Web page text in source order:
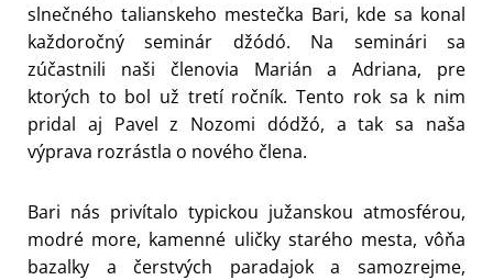
slnečného talianskeho mestečka Bari, kde sa konal
každoročný seminár džódó. Na seminári sa
zúčastnili naši členovia Marián a Adriana, pre
ktorých to bol už tretí ročník. Tento rok sa k nim
pridal aj Pavel z Nozomi dódžó, a tak sa naša
výprava rozrástla o nového člena.
Bari nás privítalo typickou južanskou atmosférou,
modré more, kamenné uličky starého mesta, vôňa
bazalky a čerstvých paradajok a samozrejme,